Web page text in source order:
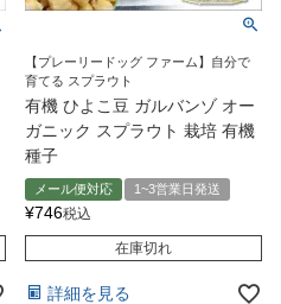
【プレーリードッグ ファーム】自分で
育てる スプラウト
有機 ひよこ豆 ガルバンゾ オー
ガニック スプラウト 栽培 有機
種子
メール便対応 1~3営業日発送
¥746税込
在庫切れ
詳細を見る